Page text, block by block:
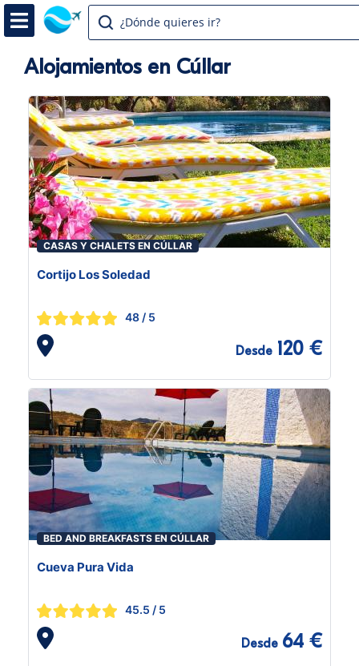
¿Dónde quieres ir?
Alojamientos en Cúllar
CASAS Y CHALETS EN CÚLLAR
Cortijo Los Soledad
48 / 5
Desde 120 €
BED AND BREAKFASTS EN CÚLLAR
Cueva Pura Vida
45.5 / 5
Desde 64 €